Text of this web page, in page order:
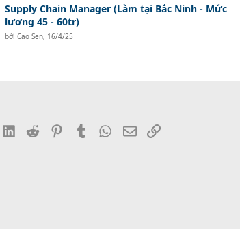
Supply Chain Manager (Làm tại Bắc Ninh - Mức
lương 45 - 60tr)
bởi Cao Sen, 16/4/25
LinkedIn
Reddit PinterestTumblr WhatsApp
EmailLink